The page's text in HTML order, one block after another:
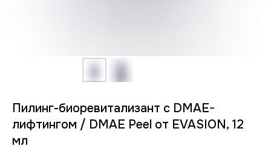
Пилинг-биоревитализант с DMAE-
лифтингом / DMAE Peel от EVASION, 12
мл